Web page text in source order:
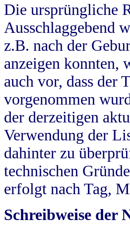
Die ursprüngliche
Ausschlaggebend
z.B. nach der
anzeigen konnten,
auch vor, dass der
vorgenommen
der derzeitigen
Verwendung der
dahinter zu
technischen
erfolgt nach Tag,
Schreibweise der